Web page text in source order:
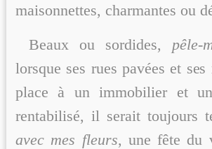
maisonnettes, charmantes ou
Beaux ou sordides, pêle-
lorsque ses rues pavées et
place à un immobilier et
rentabilisé, il serait toujours
avec mes fleurs, une fête du